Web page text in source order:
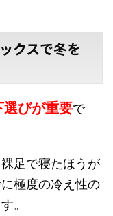
クスで冬を
選びが重要で
足で寝たほうが
極度の冷え性の
。